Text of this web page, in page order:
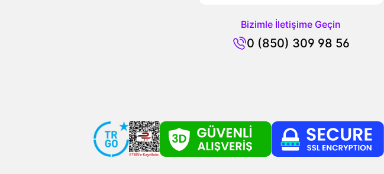
Bizimle İletişime Geçin
0 (850) 309 98 56